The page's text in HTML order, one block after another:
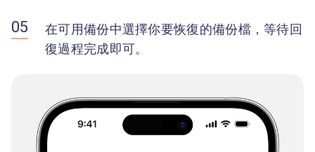
在可用備份中選擇你要恢復的備份檔，等待回
復過程完成即可。